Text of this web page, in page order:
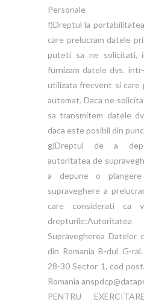
Personale
f)Dreptul la
care prelucram datele
puteti sa ne solicitati,
furnizam datele dvs.
utilizata frecvent si care
automat. Daca ne
sa transmitem datele
daca este posibil din
g)Dreptul de a
autoritatea de
a depune o
supraveghere a
care considerati ca
Supravegherea Datelor
din Romania B-dul G-
28-30 Sector 1, cod
Romania
PENTRU